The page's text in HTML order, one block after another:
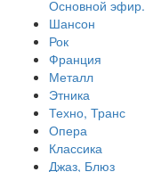
Основной эфир.
Шансон
Рок
Франция
Металл
Этника
Техно, Транс
Опера
Классика
Джаз, Блюз